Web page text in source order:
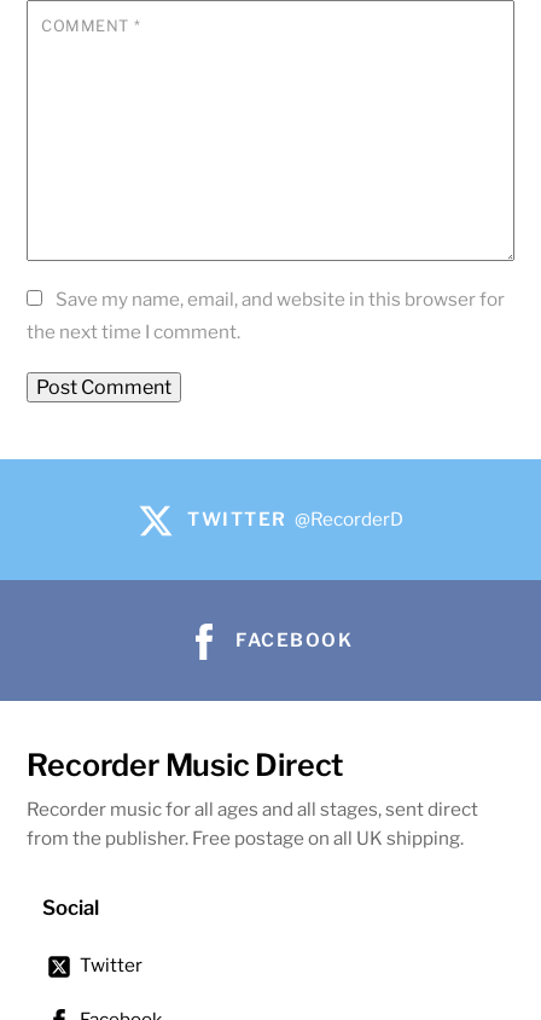
COMMENT *
Save my name, email, and website in this browser for
the next time I comment.
TWITTER @RecorderD
FACEBOOK
Recorder Music Direct
Recorder music for all ages and all stages, sent direct
from the publisher. Free postage on all UK shipping.
Social
Twitter